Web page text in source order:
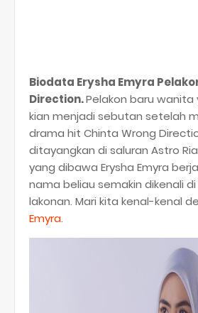
Biodata Erysha Emyra
Direction.Pelakon baru
kian menjadi sebutan setelah
drama hit Chinta Wrong
ditayangkan di saluran Astro
yang dibawa Erysha Emyra
nama beliau semakin dikenali
lakonan. Mari kita kenal-kenal
Emyra.